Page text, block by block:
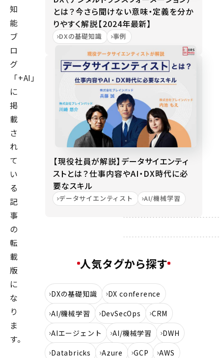
知
能
ブ
ロ
グ
「+AI」
に
掲
載
さ
れ
て
い
る
記
事
の
転
載
版
に
な
り
ま
す。
とは？今さら聞けない意味・定義を分か
りやすく解説【2024年最新】
DXの基礎知識 事例
【現役社員が解説】データサイエンティ
ストとは？仕事内容やAI・DX時代に必
要なスキル
データサイエンティスト AI/機械学習
人気タグから探す
DXの基礎知識
DX conference
AI/機械学習
DevSecOps
CRM
AIエージェント
AI/機械学習
DWH
Databricks
Azure GCP
AWS